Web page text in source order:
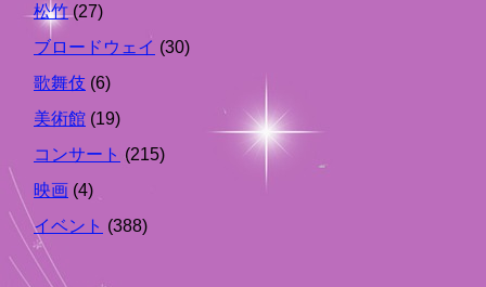
松竹(27)
ブロードウェイ (30)
歌舞伎 (6)
美術館 (19)
コンサート (215)
映画 (4)
イベント (388)